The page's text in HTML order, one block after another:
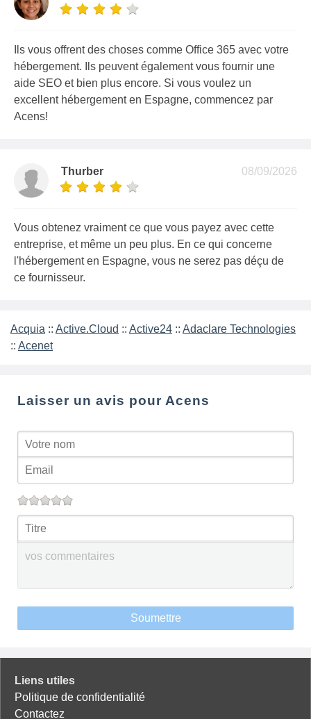
Ils vous offrent des choses comme Office 365 avec votre
hébergement. Ils peuvent également vous fournir une
aide SEO et bien plus encore. Si vous voulez un
excellent hébergement en Espagne, commencez par
Acens!
08/09/2026
Thurber
Vous obtenez vraiment ce que vous payez avec cette
entreprise, et même un peu plus. En ce qui concerne
l'hébergement en Espagne, vous ne serez pas déçu de
ce fournisseur.
Acquia :: Active.Cloud :: Active24 :: Adaclare Technologies
:: Acenet
Laisser un avis pour Acens
Soumettre
Liens utiles
Politique de confidentialité
Contactez